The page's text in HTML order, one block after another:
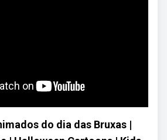
do dia das Bruxas |